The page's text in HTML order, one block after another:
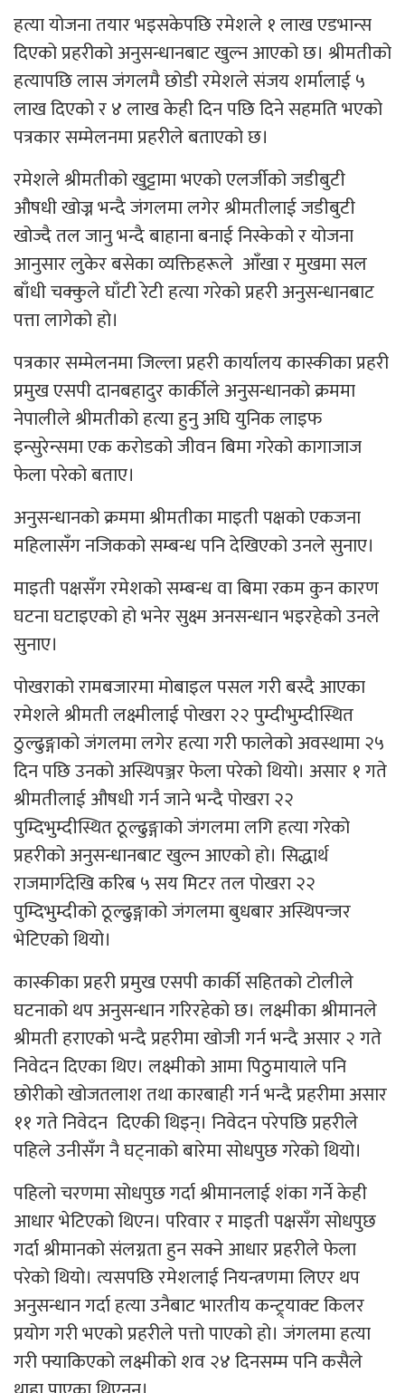
हत्या योजना तयार भइसकेपछि रमेशले १ लाख एडभान्स
दिएको प्रहरीको अनुसन्धानबाट खुल्न आएको छ। श्रीमतीको
हत्यापछि लास जंगलमै छोडी रमेशले संजय शर्मालाई ५
लाख दिएको र ४ लाख केही दिन पछि दिने सहमति भएको
पत्रकार सम्मेलनमा प्रहरीले बताएको छ।
रमेशले श्रीमतीको खुट्टामा भएको एलर्जीको जडीबुटी
औषधी खोज्न भन्दै जंगलमा लगेर श्रीमतीलाई जडीबुटी
खोज्दै तल जानु भन्दै बाहाना बनाई निस्केको र योजना
आनुसार लुकेर बसेका व्यक्तिहरूले आँखा र मुखमा सल
बाँधी चक्कुले घाँटी रेटी हत्या गरेको प्रहरी अनुसन्धानबाट
पत्ता लागेको हो।
पत्रकार सम्मेलनमा जिल्ला प्रहरी कार्यालय कास्कीका प्रहरी
प्रमुख एसपी दानबहादुर कार्कीले अनुसन्धानको क्रममा
नेपालीले श्रीमतीको हत्या हुनु अघि युनिक लाइफ
इन्सुरेन्समा एक करोडको जीवन बिमा गरेको कागाजाज
फेला परेको बताए।
अनुसन्धानको क्रममा श्रीमतीका माइती पक्षको एकजना
महिलासँग नजिकको सम्बन्ध पनि देखिएको उनले सुनाए।
माइती पक्षसँग रमेशको सम्बन्ध वा बिमा रकम कुन कारण
घटना घटाइएको हो भनेर सुक्ष्म अनसन्धान भइरहेको उनले
सुनाए।
पोखराको रामबजारमा मोबाइल पसल गरी बस्दै आएका
रमेशले श्रीमती लक्ष्मीलाई पोखरा २२ पुम्दीभुम्दीस्थित
ठुल्ढुङ्गाको जंगलमा लगेर हत्या गरी फालेको अवस्थामा २५
दिन पछि उनको अस्थिपञ्जर फेला परेको थियो। असार १ गते
श्रीमतीलाई औषधी गर्न जाने भन्दै पोखरा २२
पुम्दिभुम्दीस्थित ठूल्ढुङ्गाको जंगलमा लगि हत्या गरेको
प्रहरीको अनुसन्धानबाट खुल्न आएको हो। सिद्धार्थ
राजमार्गदेखि करिब ५ सय मिटर तल पोखरा २२
पुम्दिभुम्दीको ठूल्ढुङ्गाको जंगलमा बुधबार अस्थिपन्जर
भेटिएको थियो।
कास्कीका प्रहरी प्रमुख एसपी कार्की सहितको टोलीले
घटनाको थप अनुसन्धान गरिरहेको छ। लक्ष्मीका श्रीमानले
श्रीमती हराएको भन्दै प्रहरीमा खोजी गर्न भन्दै असार २ गते
निवेदन दिएका थिए। लक्ष्मीको आमा पिठुमायाले पनि
छोरीको खोजतलाश तथा कारबाही गर्न भन्दै प्रहरीमा असार
११ गते निवेदन दिएकी थिइन्। निवेदन परेपछि प्रहरीले
पहिले उनीसँग नै घट्नाको बारेमा सोधपुछ गरेको थियो।
पहिलो चरणमा सोधपुछ गर्दा श्रीमानलाई शंका गर्ने केही
आधार भेटिएको थिएन। परिवार र माइती पक्षसँग सोधपुछ
गर्दा श्रीमानको संलग्नता हुन सक्ने आधार प्रहरीले फेला
परेको थियो। त्यसपछि रमेशलाई नियन्त्रणमा लिएर थप
अनुसन्धान गर्दा हत्या उनैबाट भारतीय कन्ट्र्याक्ट किलर
प्रयोग गरी भएको प्रहरीले पत्तो पाएको हो। जंगलमा हत्या
गरी फ्याकिएको लक्ष्मीको शव २४ दिनसम्म पनि कसैले